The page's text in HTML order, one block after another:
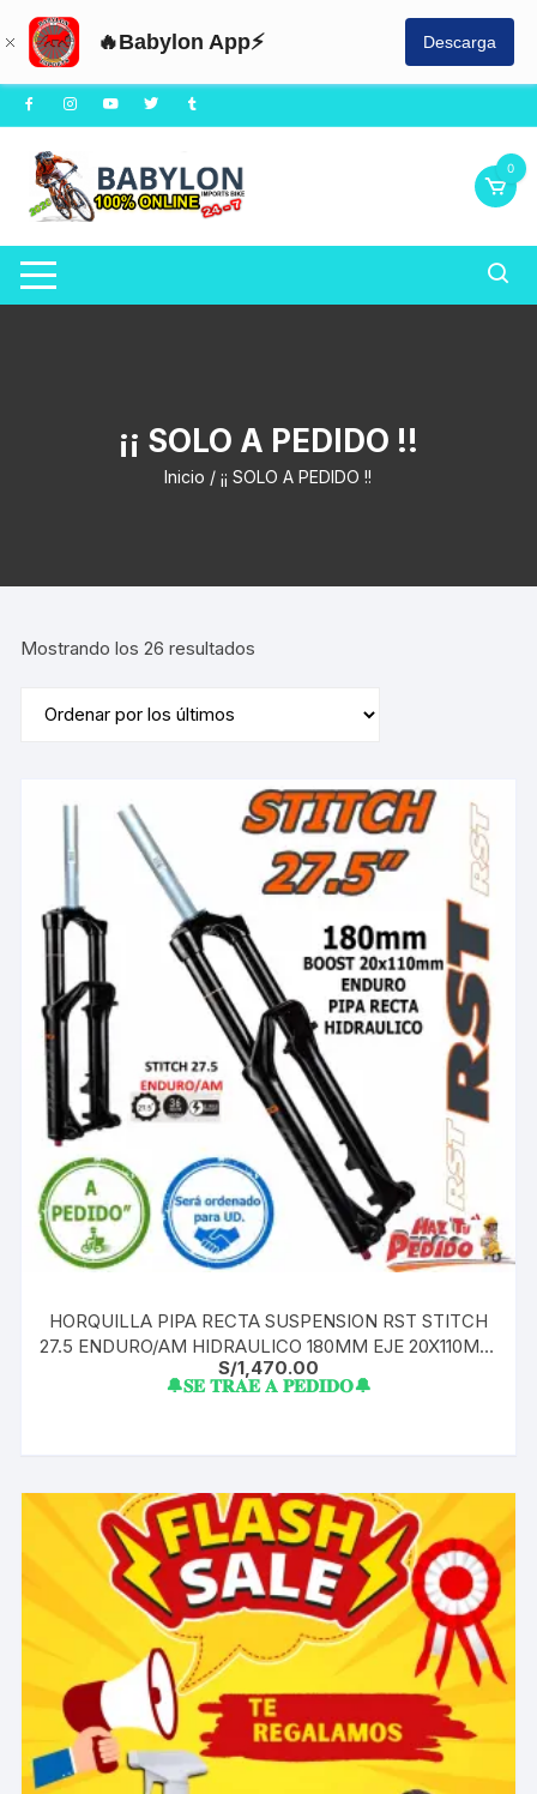
🔥Babylon App⚡ Descarga
Saltar
al
contenido
0
¡¡ SOLO A PEDIDO !!
Inicio / ¡¡ SOLO A PEDIDO !!
Mostrando los 26 resultados
HORQUILLA PIPA RECTA SUSPENSION RST STITCH
27.5 ENDURO/AM HIDRAULICO 180MM EJE 20X110MM
A PEDIDO
S/1,470.00
🔔𝐒𝐄 𝐓𝐑𝐀𝐄 𝐀 𝐏𝐄𝐃𝐈𝐃𝐎🔔